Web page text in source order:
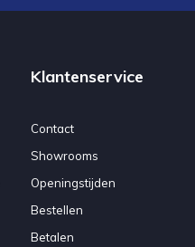
Klantenservice
Contact
Showrooms
Openingstijden
Bestellen
Betalen